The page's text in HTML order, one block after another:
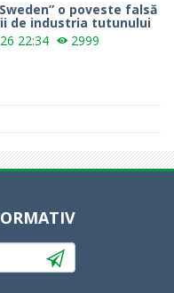
o poveste falsă
de industria tutunului
22:34 2999